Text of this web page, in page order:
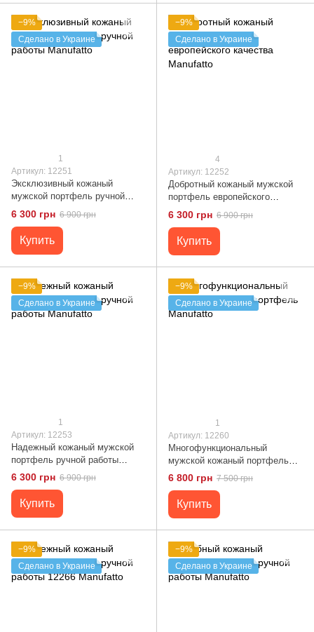
−9%
Сделано в Украине
1
Артикул: 12251
Эксклюзивный кожаный
мужской портфель ручной
работы Manufatto
6 300 грн 6 900 грн
Купить
−9%
Сделано в Украине
4
Артикул: 12252
Добротный кожаный мужской
портфель европейского
качества Manufatto
6 300 грн 6 900 грн
Купить
−9%
Сделано в Украине
1
Артикул: 12253
Надежный кожаный мужской
портфель ручной работы
Manufatto
6 300 грн 6 900 грн
Купить
−9%
Сделано в Украине
1
Артикул: 12260
Многофункциональный
мужской кожаный портфель
Manufatto
6 800 грн 7 500 грн
Купить
−9%
Сделано в Украине
−9%
Сделано в Украине